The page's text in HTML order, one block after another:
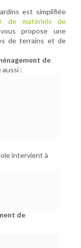
est simplifiée
de matériels de
propose une
de terrains et de
de
:
intervient à
de